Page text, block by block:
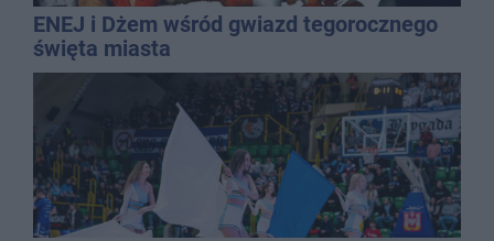
ENEJ i Dżem wśród gwiazd tegorocznego
święta miasta